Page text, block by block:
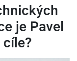
je Pavel